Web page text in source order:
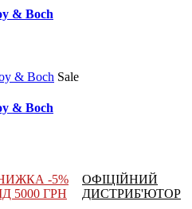
& Boch
Sale
& Boch
-5%
5000 ГРН
ОФІЦІЙНИЙ
ДИСТРИБ'ЮТОР